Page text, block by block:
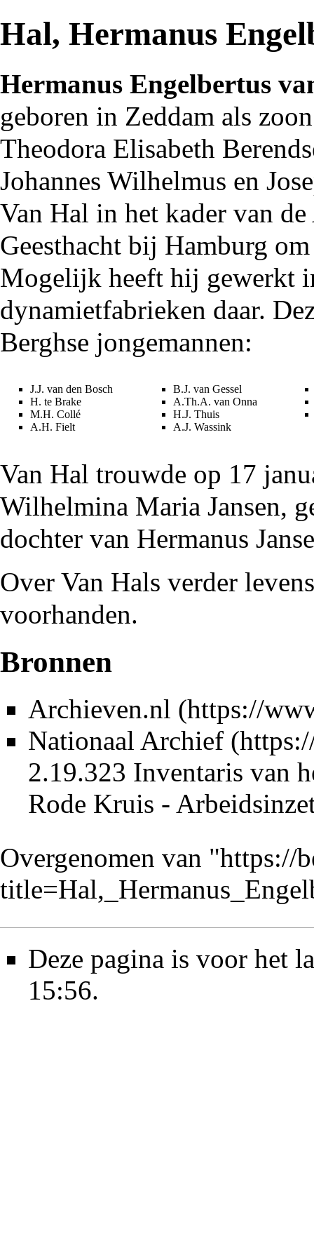
Hal, Hermanus
Hermanus Engelbertus
geboren in Zeddam als
Theodora Elisabeth
Johannes Wilhelmus en
Van Hal in het kader van de
Geesthacht bij Hamburg
Mogelijk heeft hij gewerkt
dynamietfabrieken daar.
Berghse jongemannen:
J.J. van den Bosch
H. te Brake
M.H. Collé
A.H. Fielt
B.J. van Gessel
A.Th.A. van Onna
H.J. Thuis
A.J. Wassink
Van Hal trouwde op 17
Wilhelmina Maria Jansen,
dochter van Hermanus
Over Van Hals verder
voorhanden.
Bronnen
Archieven.nl
Nationaal Archief
2.19.323 Inventaris van
Rode Kruis -
Overgenomen van "https://
Deze pagina is voor het
15:56.